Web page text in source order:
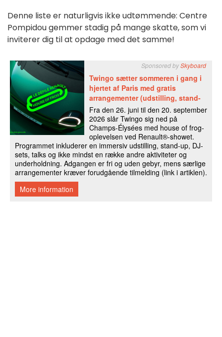
Denne liste er naturligvis ikke udtømmende: Centre
Pompidou gemmer stadig på mange skatte, som vi
inviterer dig til at opdage med det samme!